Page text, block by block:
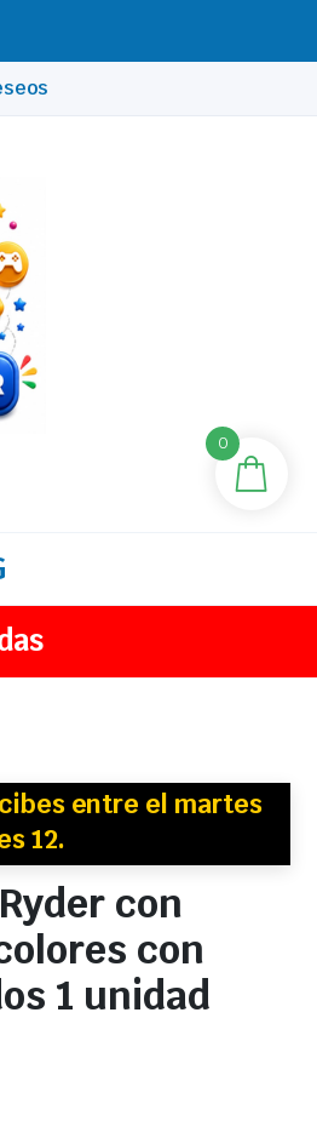
entre el martes
12.
con
con
1 unidad
0